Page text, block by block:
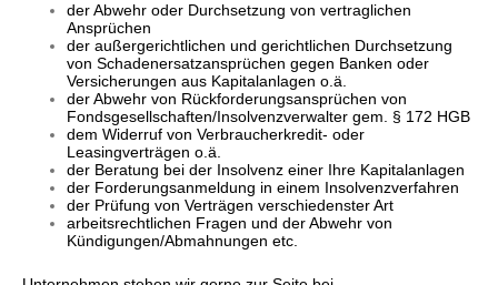
der Abwehr oder Durchsetzung von vertraglichen
Ansprüchen
der außergerichtlichen und gerichtlichen Durchsetzung
von Schadenersatzansprüchen gegen Banken oder
Versicherungen aus Kapitalanlagen o.ä.
der Abwehr von Rückforderungsansprüchen von
Fondsgesellschaften/Insolvenzverwalter gem. § 172 HGB
dem Widerruf von Verbraucherkredit- oder
Leasingverträgen o.ä.
der Beratung bei der Insolvenz einer Ihre Kapitalanlagen
der Forderungsanmeldung in einem Insolvenzverfahren
der Prüfung von Verträgen verschiedenster Art
arbeitsrechtlichen Fragen und der Abwehr von
Kündigungen/Abmahnungen etc.